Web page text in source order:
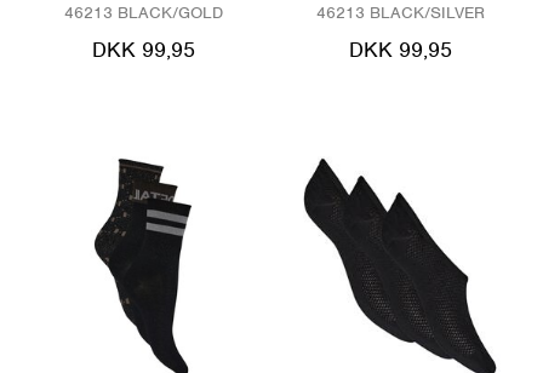
46213 BLACK/GOLD
DKK 99,95
46213 BLACK/SILVER
DKK 99,95